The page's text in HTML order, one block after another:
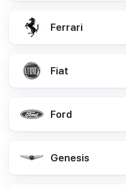
Ferrari
Fiat
Ford
Genesis